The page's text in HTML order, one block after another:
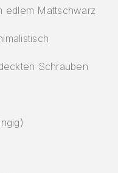
edlem Mattschwarz
Schrauben